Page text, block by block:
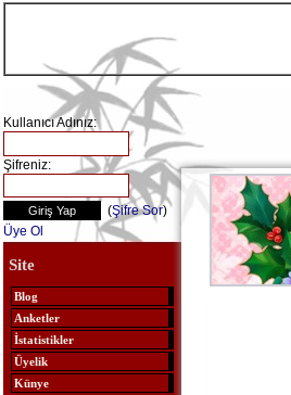
Kullanıcı Adınız:
Şifreniz:
(Şifre Sor)
Üye Ol
Site
Blog
Anketler
İstatistikler
Üyelik
Künye